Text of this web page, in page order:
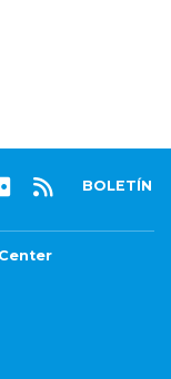
BOLETÍN